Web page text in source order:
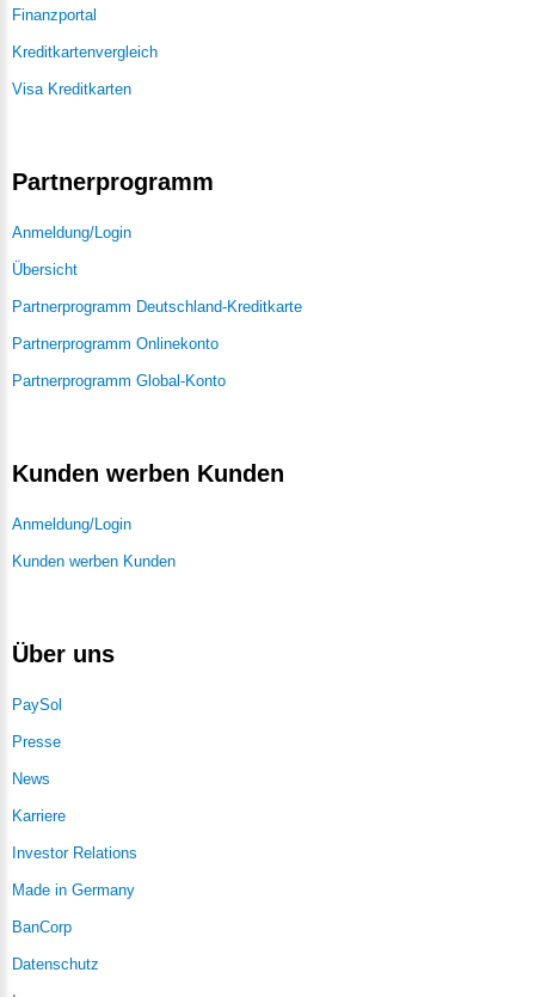
Finanzportal
Kreditkartenvergleich
Visa Kreditkarten
Partnerprogramm
Anmeldung/Login
Übersicht
Partnerprogramm Deutschland-Kreditkarte
Partnerprogramm Onlinekonto
Partnerprogramm Global-Konto
Kunden werben Kunden
Anmeldung/Login
Kunden werben Kunden
Über uns
PaySol
Presse
News
Karriere
Investor Relations
Made in Germany
BanCorp
Datenschutz